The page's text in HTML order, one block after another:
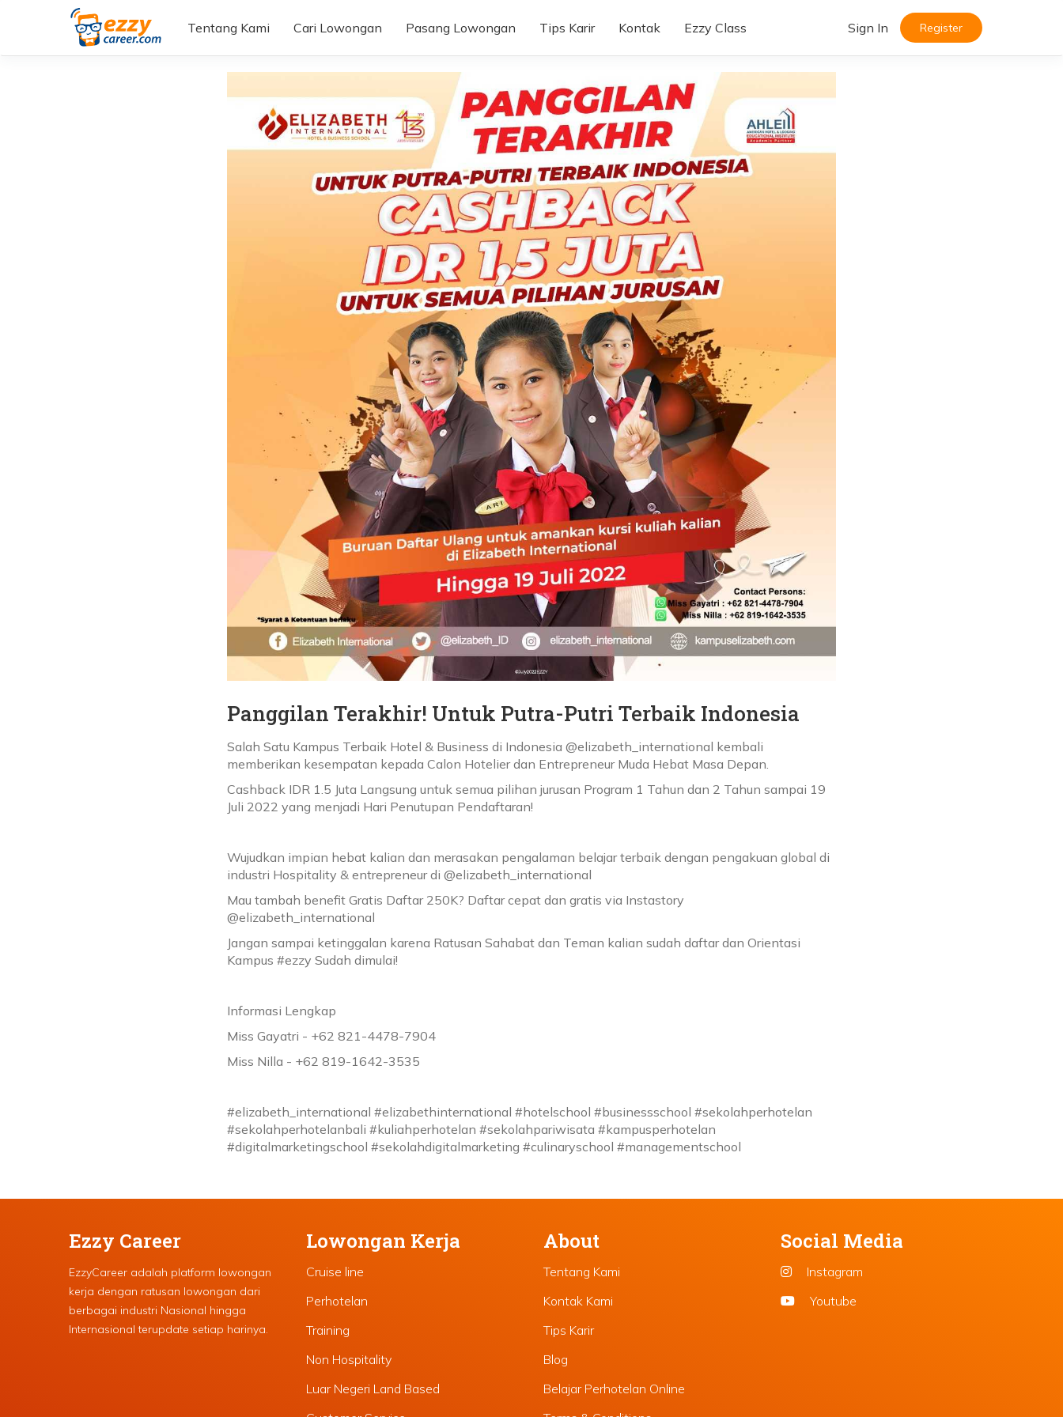
Tentang Kami Cari Lowongan Pasang Lowongan Tips Karir Kontak Ezzy Class Sign In Register
Panggilan Terakhir! Untuk Putra-Putri Terbaik Indonesia
Salah Satu Kampus Terbaik Hotel & Business di Indonesia @elizabeth_international kembali
memberikan kesempatan kepada Calon Hotelier dan Entrepreneur Muda Hebat Masa Depan.
Cashback IDR 1.5 Juta Langsung untuk semua pilihan jurusan Program 1 Tahun dan 2 Tahun sampai 19
Juli 2022 yang menjadi Hari Penutupan Pendaftaran!
Wujudkan impian hebat kalian dan merasakan pengalaman belajar terbaik dengan pengakuan global di
industri Hospitality & entrepreneur di @elizabeth_international
Mau tambah benefit Gratis Daftar 250K? Daftar cepat dan gratis via Instastory
@elizabeth_international
Jangan sampai ketinggalan karena Ratusan Sahabat dan Teman kalian sudah daftar dan Orientasi
Kampus #ezzy Sudah dimulai!
Informasi Lengkap
Miss Gayatri - +62 821-4478-7904
Miss Nilla - +62 819-1642-3535
#elizabeth_international #elizabethinternational #hotelschool #businessschool #sekolahperhotelan
#sekolahperhotelanbali #kuliahperhotelan #sekolahpariwisata #kampusperhotelan
#digitalmarketingschool #sekolahdigitalmarketing #culinaryschool #managementschool
Ezzy Career
EzzyCareer adalah platform lowongan
kerja dengan ratusan lowongan dari
berbagai industri Nasional hingga
Internasional terupdate setiap harinya.
Lowongan Kerja
Cruise line
Perhotelan
Training
Non Hospitality
Luar Negeri Land Based
About
Tentang Kami
Kontak Kami
Tips Karir
Blog
Belajar Perhotelan Online
Social Media
Instagram
Youtube